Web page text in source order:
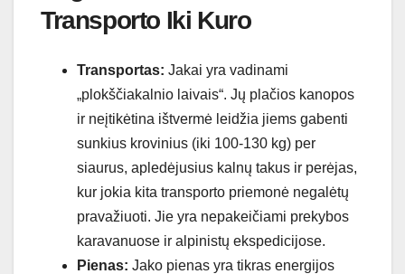
Transporto Iki Kuro
Transportas: Jakai yra vadinami
„plokščiakalnio laivais“. Jų plačios kanopos
ir neįtikėtina ištvermė leidžia jiems gabenti
sunkius krovinius (iki 100-130 kg) per
siaurus, apledėjusius kalnų takus ir perėjas,
kur jokia kita transporto priemonė negalėtų
pravažiuoti. Jie yra nepakeičiami prekybos
karavanuose ir alpinistų ekspedicijose.
Pienas: Jako pienas yra tikras energijos